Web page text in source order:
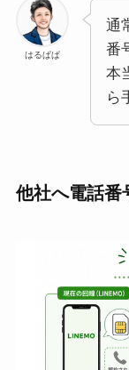
はるぱぱ
通
番
本
ら
他社へ電話番